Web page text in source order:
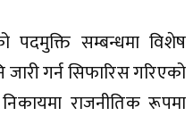
पदमुक्ति सम्बन्धमा विशेष
गर्न सिफारिस गरिएको
राजनीतिक रूपमा